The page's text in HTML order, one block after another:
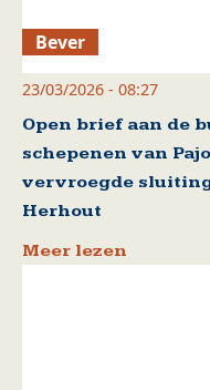
Bever
23/03/2026 - 08:27
Open brief aan de
schepenen van
vervroegde
Herhout
Meer lezen